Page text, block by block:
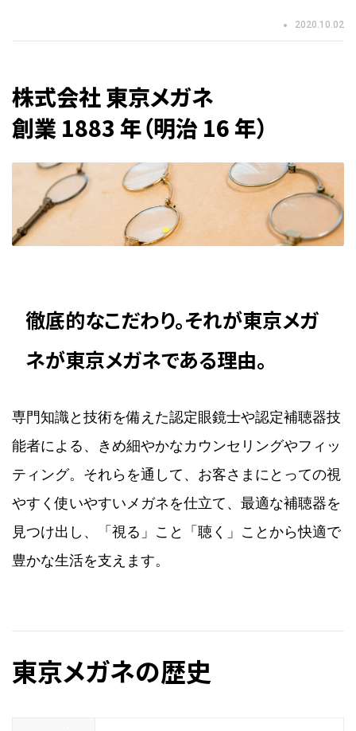
2020.10.02
株式会社 東京メガネ
創業 1883 年（明治 16 年）
徹底的なこだわり。それが東京メガ
ネが東京メガネである理由。
専門知識と技術を備えた認定眼鏡士や認定補聴器技
能者による、きめ細やかなカウンセリングやフィッ
ティング。それらを通して、お客さまにとっての視
やすく使いやすいメガネを仕立て、最適な補聴器を
見つけ出し、「視る」こと「聴く」ことから快適で
豊かな生活を支えます。
東京メガネの歴史